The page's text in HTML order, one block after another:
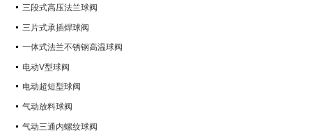
三段式高压法兰球阀
三片式承插焊球阀
一体式法兰不锈钢高温球阀
电动V型球阀
电动超短型球阀
气动放料球阀
气动三通内螺纹球阀